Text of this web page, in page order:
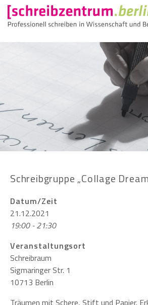
Schreibgruppe „Collage
Datum/Zeit
21.12.2021
19:00 - 21:30
Veranstaltungsort
Schreibraum
Sigmaringer Str. 1
10713 Berlin
Träumen mit Schere, Stift und Papier.